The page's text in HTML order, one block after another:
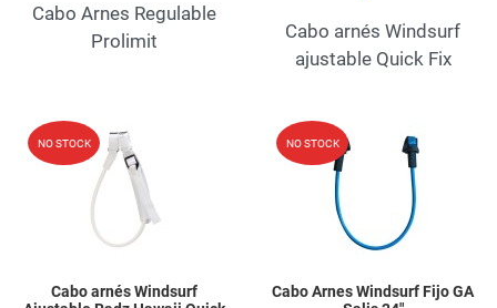
Cabo Arnes Regulable
Prolimit
Cabo arnés Windsurf
ajustable Quick Fix
NO STOCK Add to Wishlist
Cabo arnés Windsurf
NO STOCK
Cabo Arnes Windsurf Fijo GA